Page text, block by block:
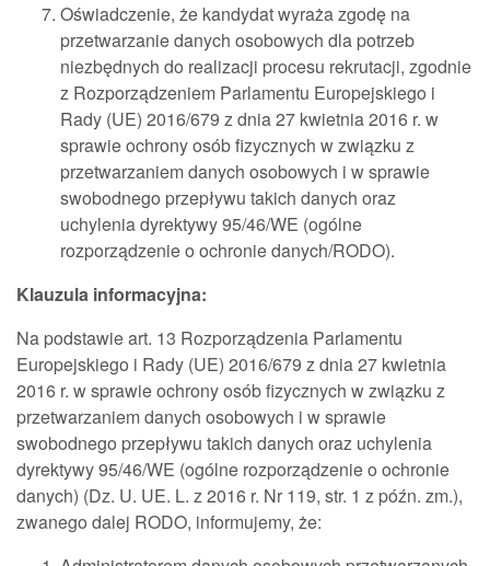
Oświadczenie, że kandydat wyraża zgodę na
przetwarzanie danych osobowych dla potrzeb
niezbędnych do realizacji procesu rekrutacji, zgodnie
z Rozporządzeniem Parlamentu Europejskiego i
Rady (UE) 2016/679 z dnia 27 kwietnia 2016 r. w
sprawie ochrony osób fizycznych w związku z
przetwarzaniem danych osobowych i w sprawie
swobodnego przepływu takich danych oraz
uchylenia dyrektywy 95/46/WE (ogólne
rozporządzenie o ochronie danych/RODO).
Klauzula informacyjna:
Na podstawie art. 13 Rozporządzenia Parlamentu
Europejskiego i Rady (UE) 2016/679 z dnia 27 kwietnia
2016 r. w sprawie ochrony osób fizycznych w związku z
przetwarzaniem danych osobowych i w sprawie
swobodnego przepływu takich danych oraz uchylenia
dyrektywy 95/46/WE (ogólne rozporządzenie o ochronie
danych) (Dz. U. UE. L. z 2016 r. Nr 119, str. 1 z późn. zm.),
zwanego dalej RODO, informujemy, że: